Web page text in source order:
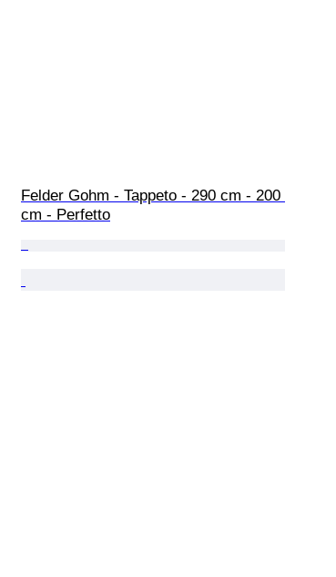
Felder Gohm - Tappeto - 290 cm - 200
cm - Perfetto